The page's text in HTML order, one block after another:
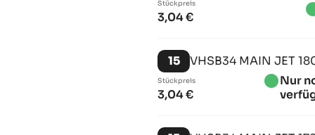
Stückpreis
3,04 €
15 VHSB34 MAIN JET
Stückpreis
3,04 €
brightness_1Nur